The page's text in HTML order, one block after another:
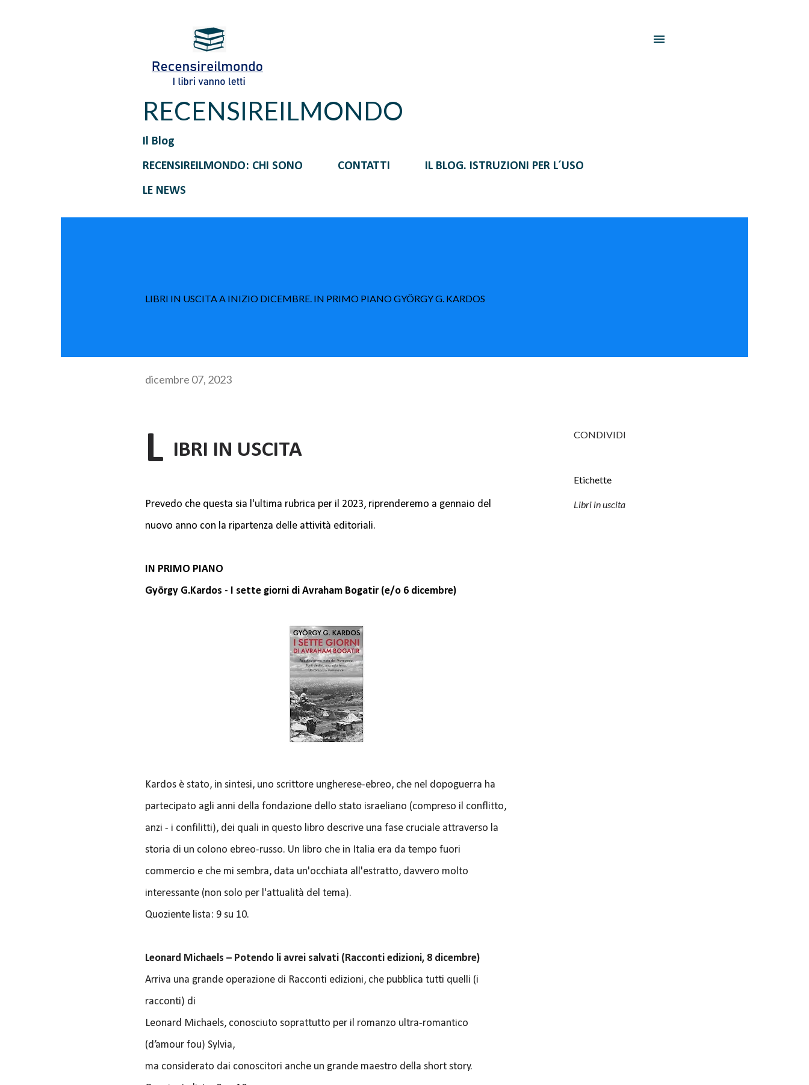
RECENSIREILMONDO
Il Blog
RECENSIREILMONDO: CHI SONO CONTATTI IL BLOG. ISTRUZIONI PER L´USO
LE NEWS
LIBRI IN USCITA A INIZIO DICEMBRE. IN PRIMO PIANO GYÖRGY G. KARDOS
dicembre 07, 2023
L IBRI IN USCITA
Prevedo che questa sia l'ultima rubrica per il 2023, riprenderemo a gennaio del
nuovo anno con la ripartenza delle attività editoriali.
IN PRIMO PIANO
György G.Kardos - I sette giorni di Avraham Bogatir (e/o 6 dicembre)
Kardos è stato, in sintesi, uno scrittore ungherese-ebreo, che nel dopoguerra ha
partecipato agli anni della fondazione dello stato israeliano (compreso il conflitto,
anzi - i confilitti), dei quali in questo libro descrive una fase cruciale attraverso la
storia di un colono ebreo-russo. Un libro che in Italia era da tempo fuori
commercio e che mi sembra, data un'occhiata all'estratto, davvero molto
interessante (non solo per l'attualità del tema).
Quoziente lista: 9 su 10.
Leonard Michaels – Potendo li avrei salvati (Racconti edizioni, 8 dicembre)
Arriva una grande operazione di Racconti edizioni, che pubblica tutti quelli (i
racconti) di
Leonard Michaels, conosciuto soprattutto per il romanzo ultra-romantico
(d’amour fou) Sylvia,
ma considerato dai conoscitori anche un grande maestro della short story.
CONDIVIDI
Etichette
Libri in uscita